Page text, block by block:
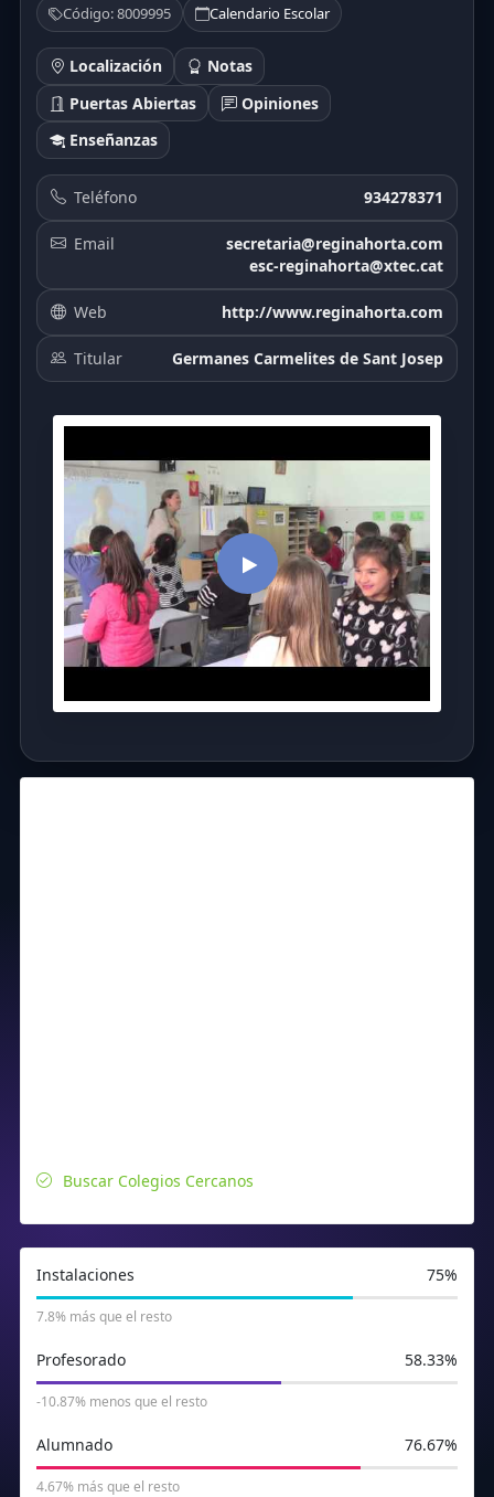
Código: 8009995 Calendario Escolar
Localización
Notas
Puertas Abiertas
Opiniones
Enseñanzas
Teléfono 934278371
Email
secretaria@reginahorta.com
esc-reginahorta@xtec.cat
Web http://www.reginahorta.com
Titular Germanes Carmelites de Sant Josep
Buscar Colegios Cercanos
Instalaciones 75%
7.8% más que el resto
Profesorado 58.33%
-10.87% menos que el resto
Alumnado 76.67%
4.67% más que el resto